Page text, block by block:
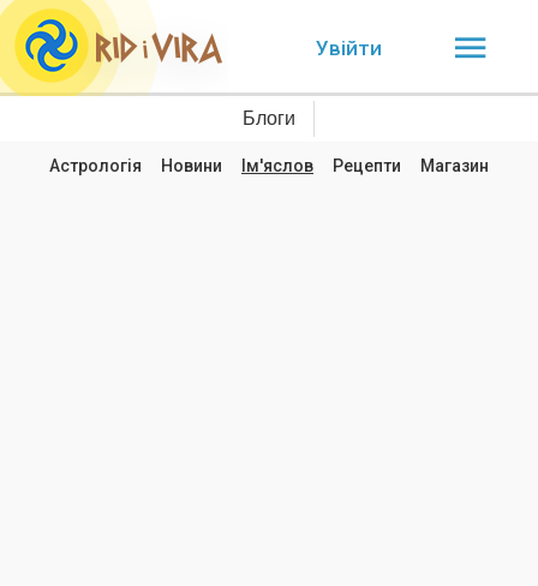
Увійти
Блоги
Астрологія Новини Ім'яслов Рецепти Магазин